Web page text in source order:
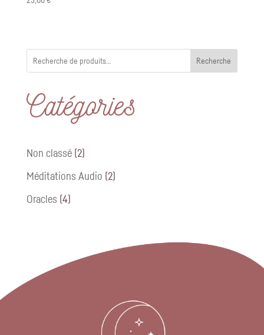
Recherche
Catégories
Non classé 22
produits
Méditations Audio 22
Oracles 44